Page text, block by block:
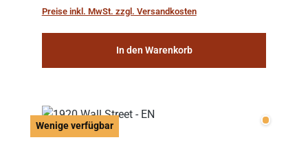
work: “Le Voyage dans la Lune” (“A Trip to...
Preise inkl. MwSt. zzgl. Versandkosten
In den Warenkorb
Wenige verfügbar Wenige